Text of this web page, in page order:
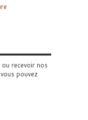
recevoir nos
pouvez